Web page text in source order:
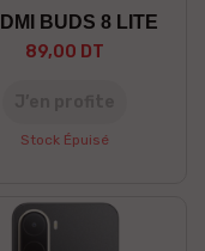
BUDS 8 LITE
89,00 DT
Stock Épuisé